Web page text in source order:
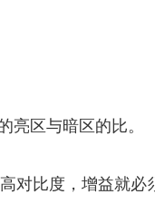
区与暗区的比。
对比度，增益就必